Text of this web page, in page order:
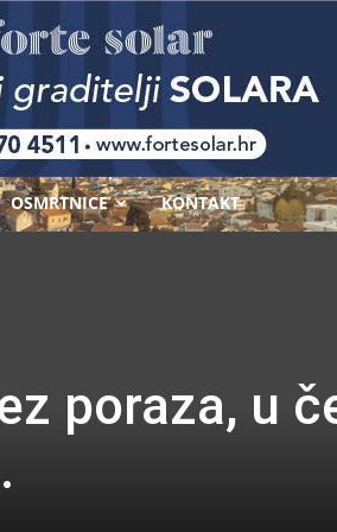
OSMRTNICE KONTAKT
poraza, u